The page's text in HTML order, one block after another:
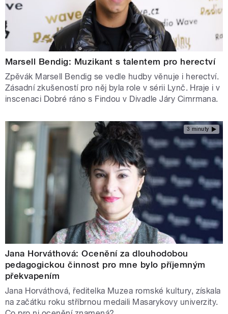
Marsell Bendig: Muzikant s talentem pro herectví
Zpěvák Marsell Bendig se vedle hudby věnuje i herectví.
Zásadní zkušeností pro něj byla role v sérii Lynč. Hraje i v
inscenaci Dobré ráno s Findou v Divadle Járy Cimrmana.
3 minuty
Jana Horváthová: Ocenění za dlouhodobou
pedagogickou činnost pro mne bylo příjemným
překvapením
Jana Horváthová, ředitelka Muzea romské kultury, získala
na začátku roku stříbrnou medaili Masarykovy univerzity.